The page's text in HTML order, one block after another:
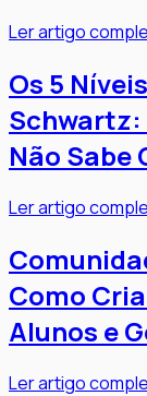
Ler artigo
Os 5
Schwartz:
Não Sabe
Ler artigo
Como
Alunos e
Ler artigo